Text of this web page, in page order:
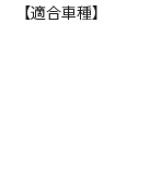
【適合車種】